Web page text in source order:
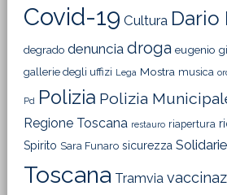
Covid-19 Cultura Dario
degrado denuncia droga eugenio
gallerie degli uffizi Lega Mostra musica
Pd Polizia Polizia
Regione Toscana restauro riapertura
Spirito Sara Funaro sicurezza
Toscana Tramvia